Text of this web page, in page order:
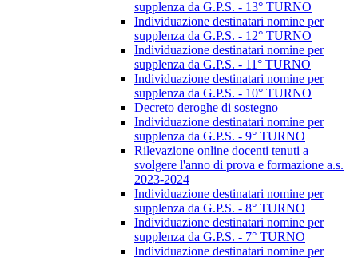
supplenza da G.P.S. - 13° TURNO
Individuazione destinatari nomine per
supplenza da G.P.S. - 12° TURNO
Individuazione destinatari nomine per
supplenza da G.P.S. - 11° TURNO
Individuazione destinatari nomine per
supplenza da G.P.S. - 10° TURNO
Decreto deroghe di sostegno
Individuazione destinatari nomine per
supplenza da G.P.S. - 9° TURNO
Rilevazione online docenti tenuti a
svolgere l'anno di prova e formazione a.s.
2023-2024
Individuazione destinatari nomine per
supplenza da G.P.S. - 8° TURNO
Individuazione destinatari nomine per
supplenza da G.P.S. - 7° TURNO
Individuazione destinatari nomine per